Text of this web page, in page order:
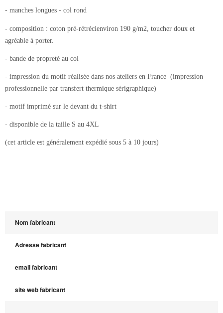
- manches longues - col rond
- composition : coton pré-rétrécienviron 190 g/m2, toucher doux et
agréable à porter.
- bande de propreté au col
- impression du motif réalisée dans nos ateliers en France (impression
professionnelle par transfert thermique sérigraphique)
- motif imprimé sur le devant du t-shirt
- disponible de la taille S au 4XL
(cet article est généralement expédié sous 5 à 10 jours)
Nom fabricant
Adresse fabricant
email fabricant
site web fabricant